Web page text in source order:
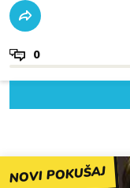
0
NOVI POKUŠAJ